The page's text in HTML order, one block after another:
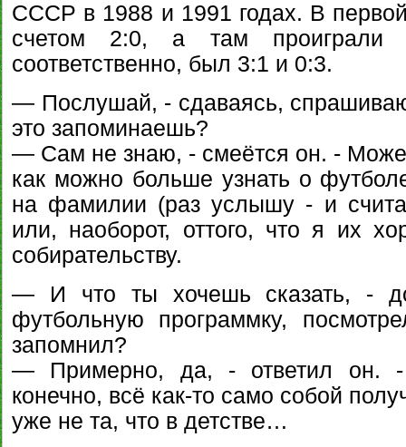
СССР в 1988 и 1991 годах. В
счетом 2:0, а там
соответственно, был 3:1 и 0:3.
— Послушай, - сдаваясь,
это запоминаешь?
— Сам не знаю, - смеётся он. -
как можно больше узнать о
на фамилии (раз услышу - и
или, наоборот, оттого, что я их
собирательству.
— И что ты хочешь сказать, -
футбольную программку,
запомнил?
— Примерно, да, - ответил он.
конечно, всё как-то само собой
уже не та, что в детстве…